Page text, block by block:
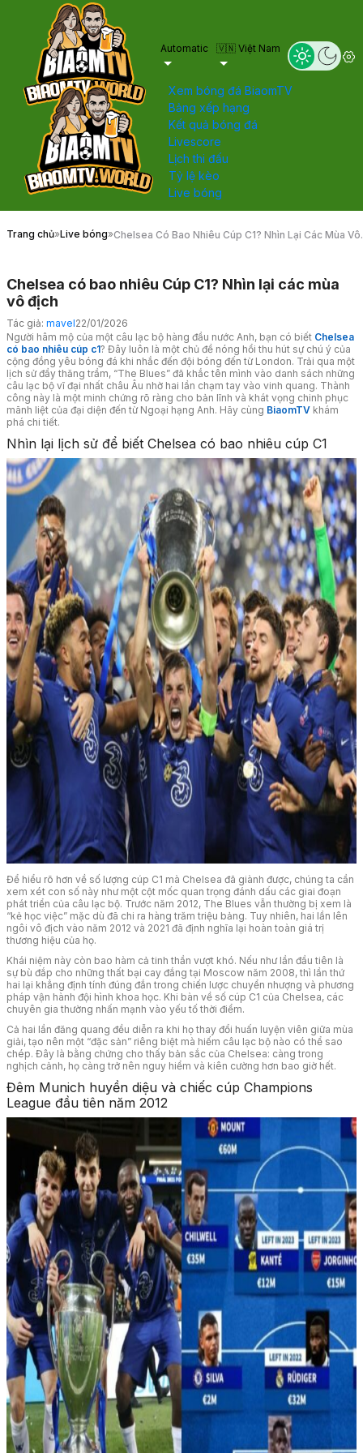
Automatic 🇻🇳 Việt Nam
Xem bóng đá BiaomTV
Bảng xếp hạng
Kết quả bóng đá
Livescore
Lịch thi đấu
Tỷ lệ kèo
Live bóng
Trang chủ»Live bóng»Chelsea Có Bao Nhiêu Cúp C1? Nhìn Lại Các Mùa Vô
Chelsea có bao nhiêu Cúp C1? Nhìn lại các mùa
vô địch
Tác giả: mavel22/01/2026
Người hâm mộ của một câu lạc bộ hàng đầu nước Anh, bạn có biết Chelsea
có bao nhiêu cúp c1? Đây luôn là một chủ đề nóng hổi thu hút sự chú ý của
cộng đồng yêu bóng đá khi nhắc đến đội bóng đến từ London. Trải qua một
lịch sử đầy thăng trầm, “The Blues” đã khắc tên mình vào danh sách những
câu lạc bộ vĩ đại nhất châu Âu nhờ hai lần chạm tay vào vinh quang. Thành
công này là một minh chứng rõ ràng cho bản lĩnh và khát vọng chinh phục
mãnh liệt của đại diện đến từ Ngoại hạng Anh. Hãy cùng BiaomTV khám
phá chi tiết.
Nhìn lại lịch sử để biết Chelsea có bao nhiêu cúp C1
Để hiểu rõ hơn về số lượng cúp C1 mà Chelsea đã giành được, chúng ta cần
xem xét con số này như một cột mốc quan trọng đánh dấu các giai đoạn
phát triển của câu lạc bộ. Trước năm 2012, The Blues vẫn thường bị xem là
“kẻ học việc” mặc dù đã chi ra hàng trăm triệu bảng. Tuy nhiên, hai lần lên
ngôi vô địch vào năm 2012 và 2021 đã định nghĩa lại hoàn toàn giá trị
thương hiệu của họ.
Khái niệm này còn bao hàm cả tinh thần vượt khó. Nếu như lần đầu tiên là
sự bù đắp cho những thất bại cay đắng tại Moscow năm 2008, thì lần thứ
hai lại khẳng định tính đúng đắn trong chiến lược chuyển nhượng và phương
pháp vận hành đội hình khoa học. Khi bàn về số cúp C1 của Chelsea, các
chuyên gia thường nhấn mạnh vào yếu tố thời điểm.
Cả hai lần đăng quang đều diễn ra khi họ thay đổi huấn luyện viên giữa mùa
giải, tạo nên một “đặc sản” riêng biệt mà hiếm câu lạc bộ nào có thể sao
chép. Đây là bằng chứng cho thấy bản sắc của Chelsea: càng trong
nghịch cảnh, họ càng trở nên nguy hiểm và kiên cường hơn bao giờ hết.
Đêm Munich huyền diệu và chiếc cúp Champions
League đầu tiên năm 2012